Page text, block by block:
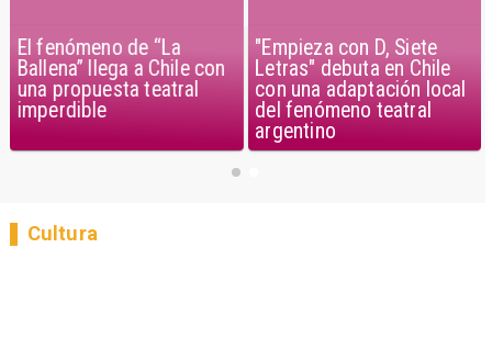
El fenómeno de “La
Ballena” llega a Chile con
una propuesta teatral
imperdible
"Empieza con D, Siete
Letras" debuta en Chile
con una adaptación local
del fenómeno teatral
argentino
Cultura